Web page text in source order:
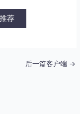
荐
后一篇客户端 →